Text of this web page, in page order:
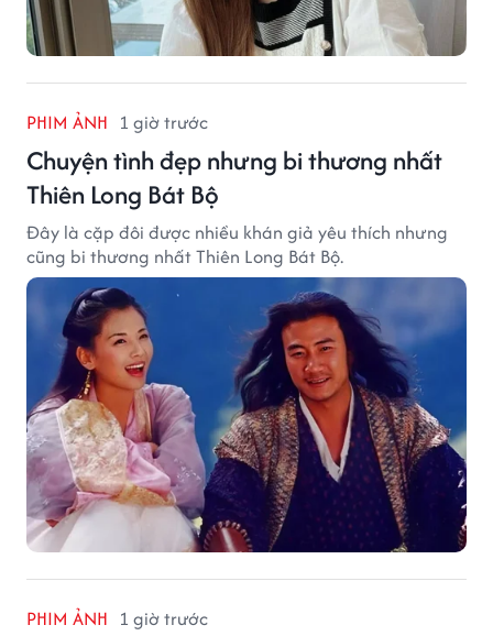
PHIM ẢNH 1 giờ trước
Chuyện tình đẹp nhưng bi thương nhất
Thiên Long Bát Bộ
Đây là cặp đôi được nhiều khán giả yêu thích nhưng
cũng bi thương nhất Thiên Long Bát Bộ.
PHIM ẢNH 1 giờ trước